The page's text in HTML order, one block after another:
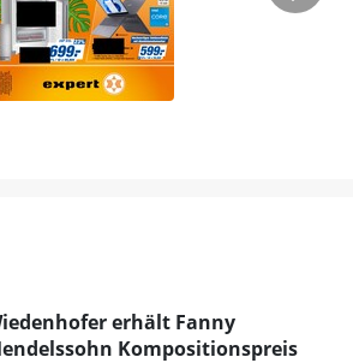
erhält Fanny
Kompositionspreis